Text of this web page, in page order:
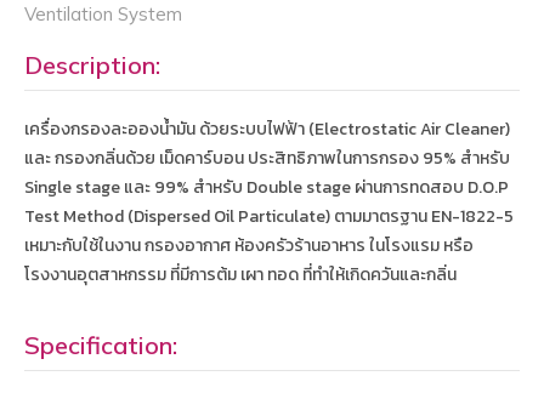
Ventilation System
Description:
เครื่องกรองละอองน้ำมัน ด้วยระบบไฟฟ้า (Electrostatic Air Cleaner)
และ กรองกลิ่นด้วย เม็ดคาร์บอน ประสิทธิภาพในการกรอง 95% สำหรับ
Single stage และ 99% สำหรับ Double stage ผ่านการทดสอบ D.O.P
Test Method (Dispersed Oil Particulate) ตามมาตรฐาน EN-1822-5
เหมาะกับใช้ในงาน กรองอากาศ ห้องครัวร้านอาหาร ในโรงแรม หรือ
โรงงานอุตสาหกรรม ที่มีการต้ม เผา ทอด ที่ทำให้เกิดควันและกลิ่น
Specification: